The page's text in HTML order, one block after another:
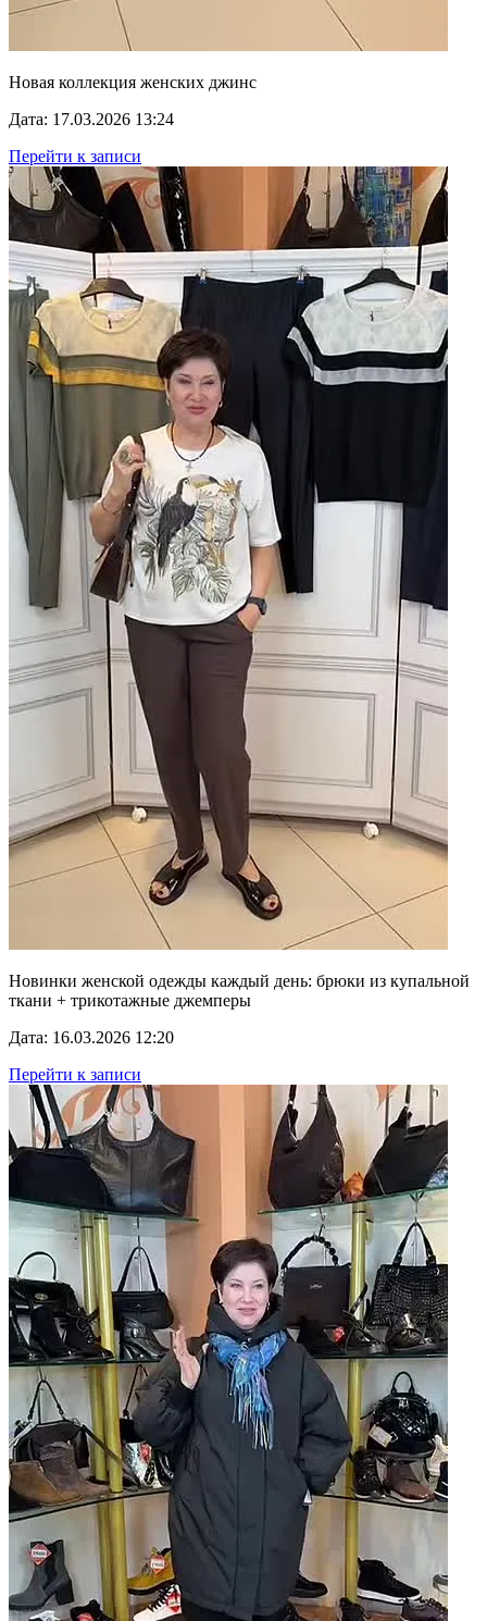
Новая коллекция женских джинс
Дата: 17.03.2026 13:24
Перейти к записи
Новинки женской одежды каждый день: брюки из купальной
ткани + трикотажные джемперы
Дата: 16.03.2026 12:20
Перейти к записи